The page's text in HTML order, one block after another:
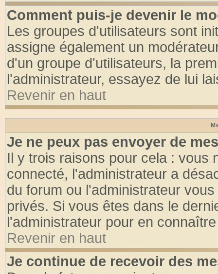
Comment puis-je devenir le
Les groupes d'utilisateurs sont
assigne également un
d'un groupe d'utilisateurs, la
l'administrateur, essayez de lui
Revenir en haut
Je ne peux pas envoyer de
Il y trois raisons pour cela : vous
connecté, l'administrateur a
du forum ou l'administrateur
privés. Si vous êtes dans le
l'administrateur pour en
Revenir en haut
Je continue de recevoir des